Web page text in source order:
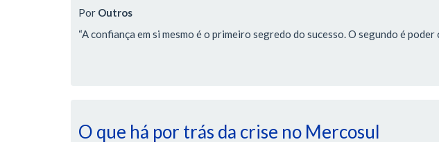
Por Outros
“A confiança em si mesmo é o primeiro segredo do sucesso. O segundo é
O que há por trás da crise no Mercosul